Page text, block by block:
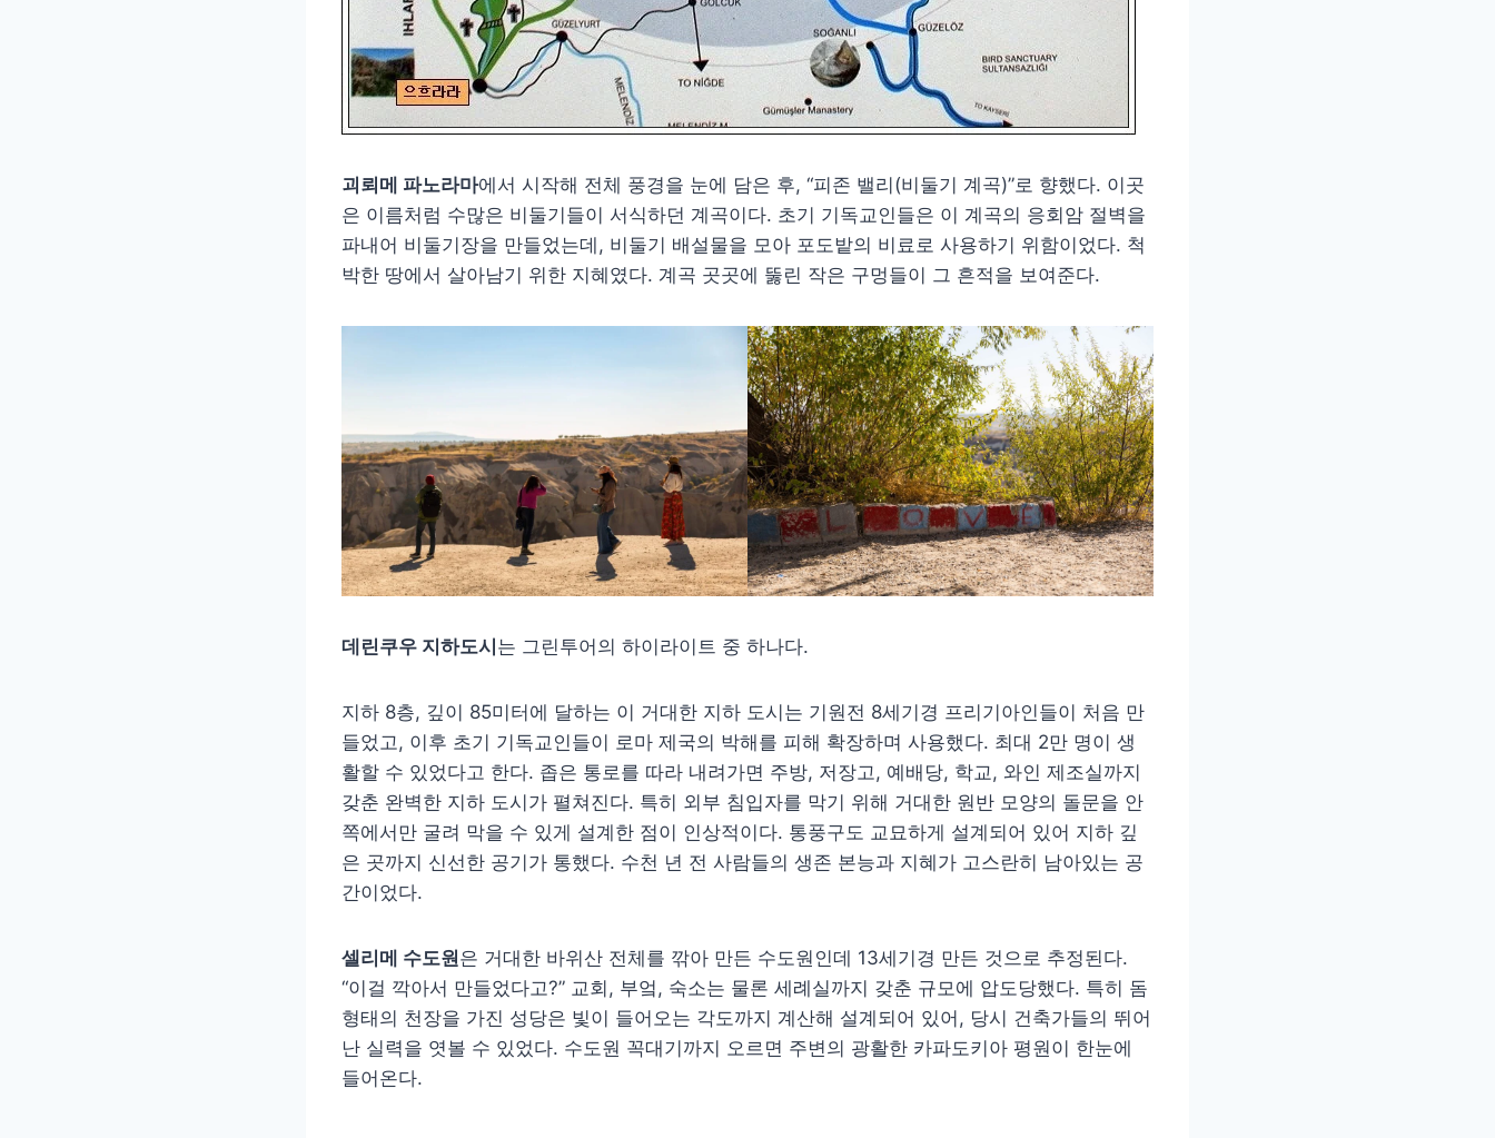
괴뢰메 파노라마에서 시작해 전체 풍경을 눈에 담은 후, “피존 밸리(비둘기 계곡)”로 향했다. 이곳
은 이름처럼 수많은 비둘기들이 서식하던 계곡이다. 초기 기독교인들은 이 계곡의 응회암 절벽을
파내어 비둘기장을 만들었는데, 비둘기 배설물을 모아 포도밭의 비료로 사용하기 위함이었다. 척
박한 땅에서 살아남기 위한 지혜였다. 계곡 곳곳에 뚫린 작은 구멍들이 그 흔적을 보여준다.
데린쿠우 지하도시 는 그린투어의 하이라이트 중 하나다.
지하 8층, 깊이 85미터에 달하는 이 거대한 지하 도시는 기원전 8세기경 프리기아인들이 처음 만
들었고, 이후 초기 기독교인들이 로마 제국의 박해를 피해 확장하며 사용했다. 최대 2만 명이 생
활할 수 있었다고 한다. 좁은 통로를 따라 내려가면 주방, 저장고, 예배당, 학교, 와인 제조실까지
갖춘 완벽한 지하 도시가 펼쳐진다. 특히 외부 침입자를 막기 위해 거대한 원반 모양의 돌문을 안
쪽에서만 굴려 막을 수 있게 설계한 점이 인상적이다. 통풍구도 교묘하게 설계되어 있어 지하 깊
은 곳까지 신선한 공기가 통했다. 수천 년 전 사람들의 생존 본능과 지혜가 고스란히 남아있는 공
간이었다.
셀리메 수도원은 거대한 바위산 전체를 깎아 만든 수도원인데 13세기경 만든 것으로 추정된다.
“이걸 깍아서 만들었다고?” 교회, 부엌, 숙소는 물론 세례실까지 갖춘 규모에 압도당했다. 특히 돔
형태의 천장을 가진 성당은 빛이 들어오는 각도까지 계산해 설계되어 있어, 당시 건축가들의 뛰어
난 실력을 엿볼 수 있었다. 수도원 꼭대기까지 오르면 주변의 광활한 카파도키아 평원이 한눈에
들어온다.